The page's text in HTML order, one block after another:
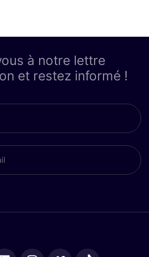
à notre lettre
et restez informé !